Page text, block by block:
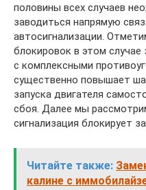
половины всех случаев
заводиться напрямую
автосигнализации.
блокировок в этом
с комплексными
существенно повышает
запуска двигателя
сбоя. Далее мы
сигнализация блокирует
Читайте также:
калине с